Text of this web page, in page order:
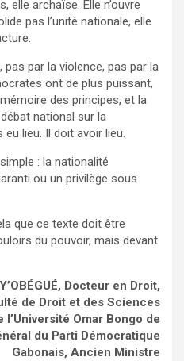
elle archaïse. Elle n’ouvre
pas l’unité nationale, elle
par la violence, pas par la
ont de plus puissant,
des principes, et la
national sur la
eu lieu. Il doit avoir lieu.
: la nationalité
ou un privilège sous
que ce texte doit être
du pouvoir, mais devant
Docteur en Droit,
de Droit et des Sciences
l’Université Omar Bongo de
du Parti Démocratique
Gabonais, Ancien Ministre